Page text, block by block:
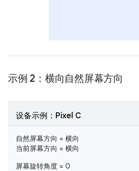
示例 2：横向自然屏幕方向
设备示例：Pixel C
自然屏幕方向 = 横向
当前屏幕方向 = 横向
屏幕旋转角度 = 0